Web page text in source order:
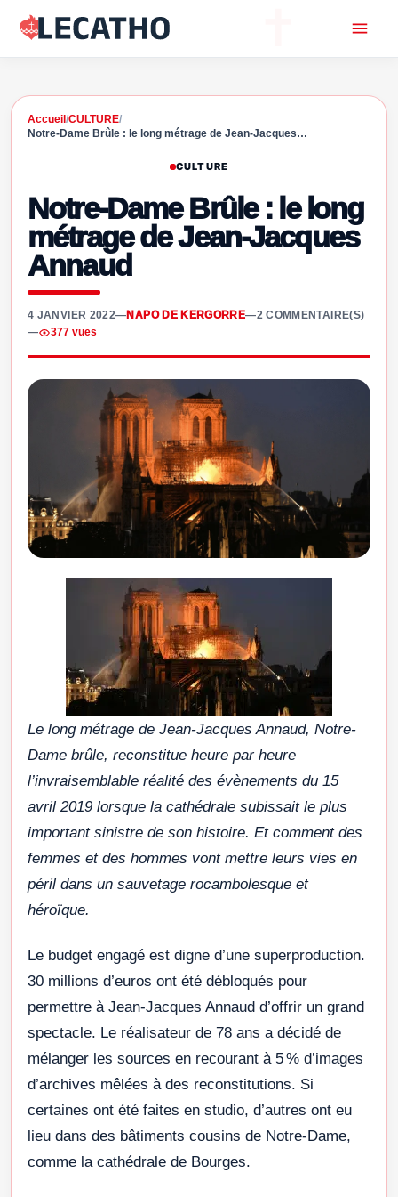
Accueil /CULTURE/
Notre-Dame Brûle : le long métrage de Jean-Jacques…
CULTURE
Notre-Dame Brûle : le long
métrage de Jean-Jacques
Annaud
4 JANVIER 2022—NAPO DE KERGORRE—2 COMMENTAIRE(S)
—
377 vues
Le long métrage de Jean-Jacques Annaud, Notre-
Dame brûle, reconstitue heure par heure
l’invraisemblable réalité des évènements du 15
avril 2019 lorsque la cathédrale subissait le plus
important sinistre de son histoire. Et comment des
femmes et des hommes vont mettre leurs vies en
péril dans un sauvetage rocambolesque et
héroïque.
Le budget engagé est digne d’une superproduction.
30 millions d’euros ont été débloqués pour
permettre à Jean-Jacques Annaud d’offrir un grand
spectacle. Le réalisateur de 78 ans a décidé de
mélanger les sources en recourant à 5 % d’images
d’archives mêlées à des reconstitutions. Si
certaines ont été faites en studio, d’autres ont eu
lieu dans des bâtiments cousins de Notre-Dame,
comme la cathédrale de Bourges.